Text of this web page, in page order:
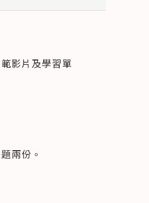
影片及學習單
兩份。